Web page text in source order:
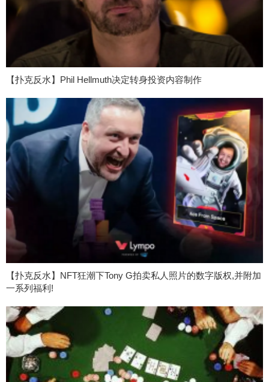
【扑克反水】Phil Hellmuth决定转身投资内容制作
【扑克反水】NFT狂潮下Tony G拍卖私人照片的数字版权,并附加
一系列福利!